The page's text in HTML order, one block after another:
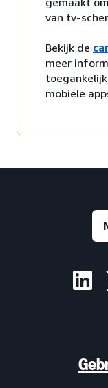
van tv-
Bekijk de
meer
mobiele